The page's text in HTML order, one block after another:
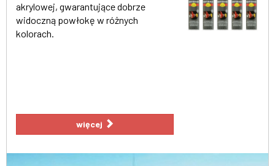
akrylowej, gwarantujące dobrze
widoczną powłokę w różnych
kolorach.
więcej